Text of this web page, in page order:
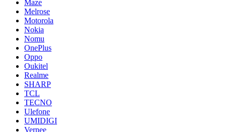
Maze
Melrose
Motorola
Nokia
Nomu
OnePlus
Oppo
Oukitel
Realme
SHARP
TCL
TECNO
Ulefone
UMIDIGI
Vernee